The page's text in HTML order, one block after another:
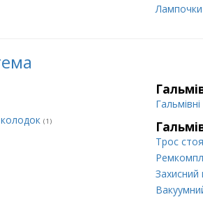
Лампочки
(1)
Трос
Захисний